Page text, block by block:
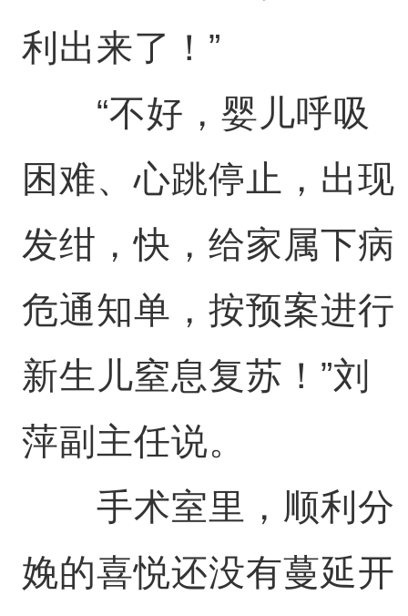
利出来了！”
“不好，婴儿呼吸
困难、心跳停止，出现
发绀，快，给家属下病
危通知单，按预案进行
新生儿窒息复苏！”刘
萍副主任说。
手术室里，顺利分
娩的喜悦还没有蔓延开